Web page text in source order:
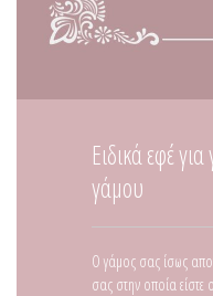
Ειδικά εφέ
γάμου
Ο γάμος σας ίσως
σας στην οποία είστε